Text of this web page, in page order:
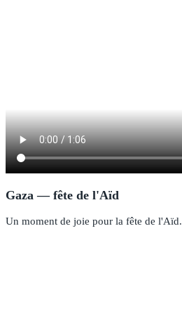
Gaza — fête de l'Aïd
Un moment de joie pour la fête de l'Aïd.